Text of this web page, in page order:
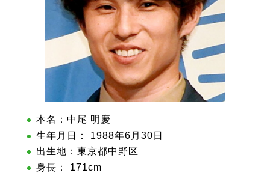
本名：中尾 明慶
生年月日： 1988年6月30日
出生地：東京都中野区
身長： 171cm